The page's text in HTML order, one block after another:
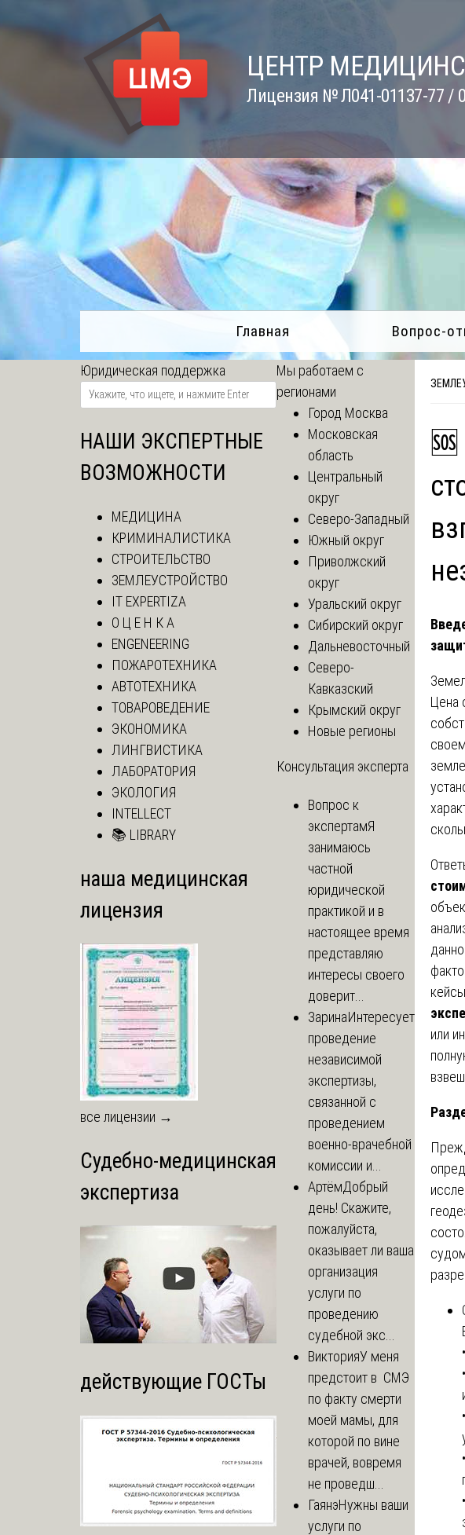
ЦЕНТР
Лицензия № Л041-01137-77 /
Главная Вопрос-
🆘
Цена
или
Юридическая поддержка
НАШИ ЭКСПЕРТНЫЕ
ВОЗМОЖНОСТИ
МЕДИЦИНА
КРИМИНАЛИСТИКА
СТРОИТЕЛЬСТВО
ЗЕМЛЕУСТРОЙСТВО
IT EXPERTIZA
О Ц Е Н К А
ENGENEERING
ПОЖАРОТЕХНИКА
АВТОТЕХНИКА
ТОВАРОВЕДЕНИЕ
ЭКОНОМИКА
ЛИНГВИСТИКА
ЛАБОРАТОРИЯ
ЭКОЛОГИЯ
INTELLECT
📚 LIBRARY
наша медицинская
лицензия
все лицензии →
Судебно-медицинская
экспертиза
действующие ГОСТы
Мы работаем с
регионами
Город Москва
Московская
область
Центральный
округ
Северо-Западный
Южный округ
Приволжский
округ
Уральский округ
Сибирский округ
Дальневосточный
Северо-
Кавказский
Крымский округ
Новые регионы
Консультация эксперта
Вопрос к
экспертамЯ
занимаюсь
частной
юридической
практикой и в
настоящее время
представляю
интересы своего
доверит...
ЗаринаИнтересует
проведение
независимой
экспертизы,
связанной с
проведением
военно-врачебной
комиссии и...
АртёмДобрый
день! Скажите,
пожалуйста,
оказывает ли ваша
организация
услуги по
проведению
судебной экс...
ВикторияУ меня
предстоит в СМЭ
по факту смерти
моей мамы, для
которой по вине
врачей, вовремя
не проведш...
ГаянэНужны ваши
услуги по